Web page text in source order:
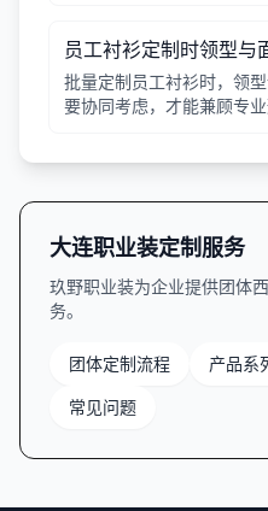
员工衬衫定制时领型与
批量定制员工衬衫时，领
要协同考虑，才能兼顾专
大连职业装定制服务
玖野职业装为企业提供团体
务。
团体定制流程 产品系
常见问题